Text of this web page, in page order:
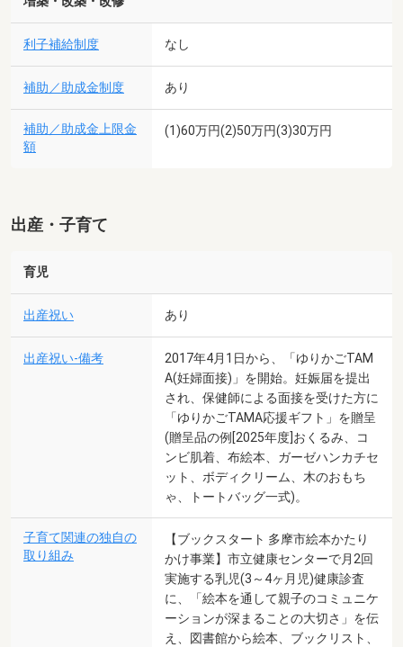
利子補給制度 なし
補助／助成金制度 あり
補助／助成金上限金
額
(1)60万円(2)50万円(3)30万円
出産・子育て
育児
出産祝い あり
出産祝い-備考
2017年4月1日から、「ゆりかごTAM
A(妊婦面接)」を開始。妊娠届を提出
され、保健師による面接を受けた方に
「ゆりかごTAMA応援ギフト」を贈呈
(贈呈品の例[2025年度]おくるみ、コ
ンビ肌着、布絵本、ガーゼハンカチセ
ット、ボディクリーム、木のおもち
ゃ、トートバッグ一式)。
子育て関連の独自の
取り組み
【ブックスタート 多摩市絵本かたり
かけ事業】市立健康センターで月2回
実施する乳児(3～4ヶ月児)健康診査
に、「絵本を通して親子のコミュニケ
ーションが深まることの大切さ」を伝
え、図書館から絵本、ブックリスト、